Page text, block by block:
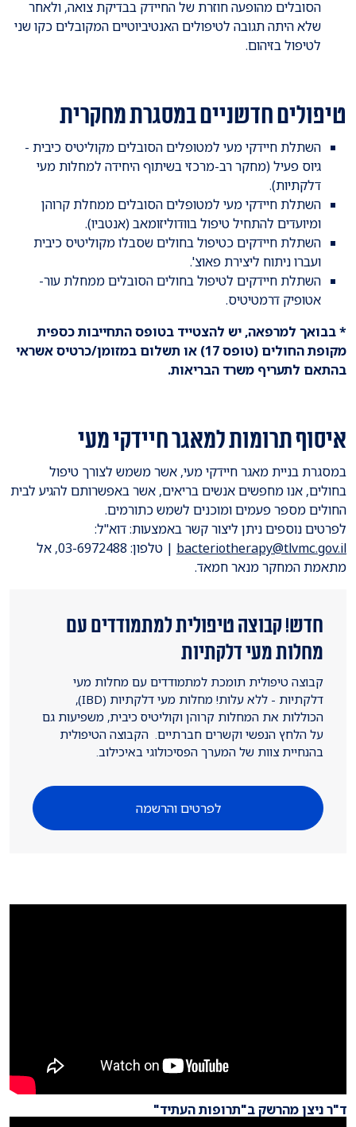
הסובלים מהופעה חוזרת של החיידק בבדיקת צואה, ולאחר
שלא היתה תגובה לטיפולים האנטיביוטיים המקובלים כקו שני
לטיפול בזיהום.
טיפולים חדשניים במסגרת מחקרית
השתלת חיידקי מעי למטופלים הסובלים מקוליטיס כיבית -
גיוס פעיל (מחקר רב-מרכזי בשיתוף היחידה למחלות מעי
דלקתיות).
השתלת חיידקי מעי למטופלים הסובלים ממחלת קרוהן
ומיועדים להתחיל טיפול בוודוליזומאב (אנטביו).
השתלת חיידקים כטיפול בחולים שסבלו מקוליטיס כיבית
ועברו ניתוח ליצירת פאוצ'.
השתלת חיידקים לטיפול בחולים הסובלים ממחלת עור-
אטופיק דרמטיטיס.
* בבואך למרפאה, יש להצטייד בטופס התחייבות כספית
מקופת החולים (טופס 17) או תשלום במזומן/כרטיס אשראי
בהתאם לתעריף משרד הבריאות.
איסוף תרומות למאגר חיידקי מעי
במסגרת בניית מאגר חיידקי מעי, אשר משמש לצורך טיפול
בחולים, אנו מחפשים אנשים בריאים, אשר באפשרותם להגיע לבית
החולים מספר פעמים ומוכנים לשמש כתורמים.
לפרטים נוספים ניתן ליצור קשר באמצעות: דוא"ל:
bacteriotherapy@tlvmc.gov.il
| טלפון: 03-6972488, אל
מתאמת המחקר מנאר חמאד.
חדש! קבוצה טיפולית למתמודדים עם
מחלות מעי דלקתיות
קבוצה טיפולית תומכת למתמודדים עם מחלות מעי
דלקתיות - ללא עלות! מחלות מעי דלקתיות (IBD),
הכוללות את המחלות קרוהן וקוליטיס כיבית, משפיעות גם
על הלחץ הנפשי וקשרים חברתיים. הקבוצה הטיפולית
בהנחיית צוות של המערך הפסיכולוגי באיכילוב.
לפרטים והרשמה
ד"ר ניצן מהרשק ב"תרופות העתיד"